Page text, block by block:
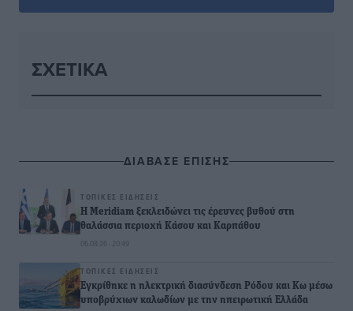
ΣΧΕΤΙΚΆ
ΔΙΑΒΑΣΕ ΕΠΙΣΗΣ
ΤΟΠΙΚΈΣ ΕΙΔΉΣΕΙΣ
Η Meridiam ξεκλειδώνει τις έρευνες βυθού στη
θαλάσσια περιοχή Κάσου και Καρπάθου
06.08.26 · 20:49
ΤΟΠΙΚΈΣ ΕΙΔΉΣΕΙΣ
Εγκρίθηκε η ηλεκτρική διασύνδεση Ρόδου και Κω μέσω
υποβρύχιων καλωδίων με την ηπειρωτική Ελλάδα